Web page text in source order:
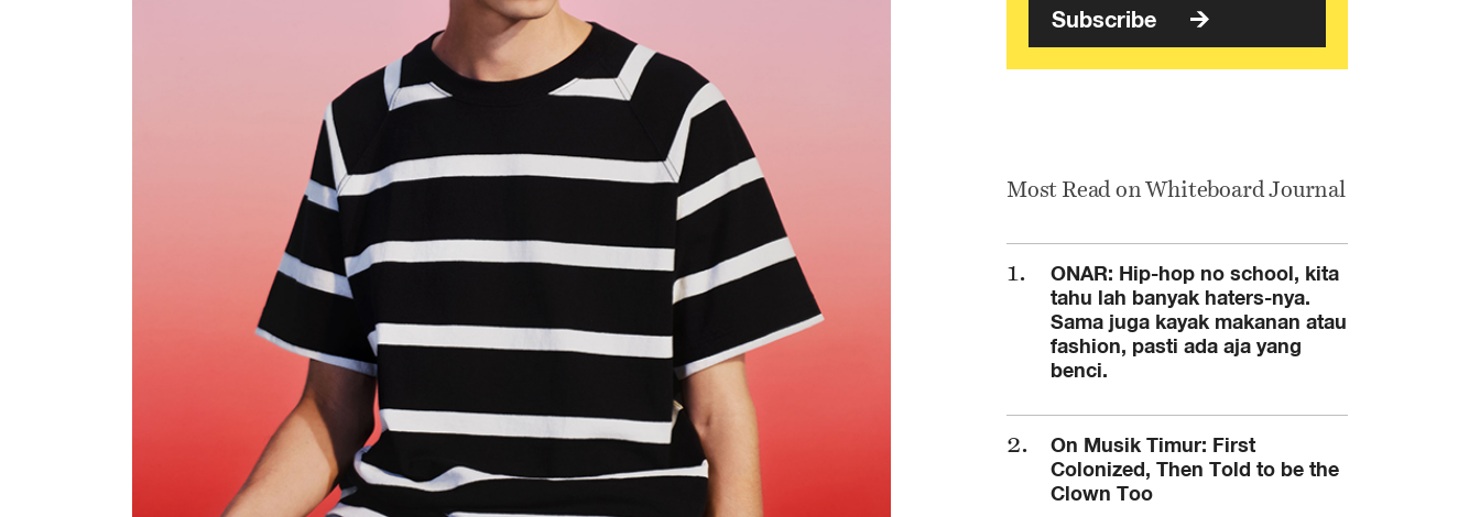
Subscribe
Most Read on Whiteboard Journal
ONAR: Hip-hop no school, kita
tahu lah banyak haters-nya.
Sama juga kayak makanan atau
fashion, pasti ada aja yang
benci.
On Musik Timur: First
Colonized, Then Told to be the
Clown Too